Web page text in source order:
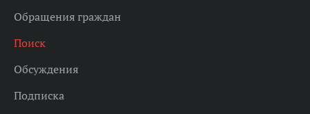
Обращения граждан
Поиск
Обсуждения
Подписка